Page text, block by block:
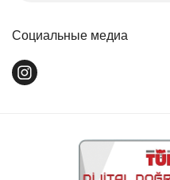
Социальные медиа